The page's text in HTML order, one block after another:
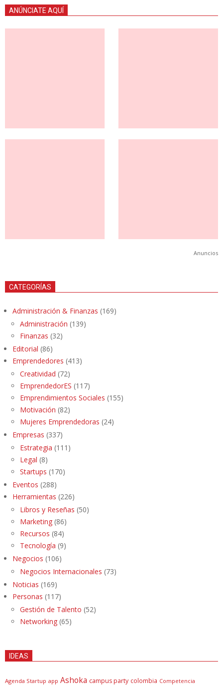
ANÚNCIATE AQUÍ
Anuncios
CATEGORÍAS
Administración & Finanzas (169)
Administración (139)
Finanzas (32)
Editorial (86)
Emprendedores (413)
Creatividad (72)
EmprendedorES (117)
Emprendimientos Sociales (155)
Motivación (82)
Mujeres Emprendedoras (24)
Empresas (337)
Estrategia (111)
Legal (8)
Startups (170)
Eventos (288)
Herramientas (226)
Libros y Reseñas (50)
Marketing (86)
Recursos (84)
Tecnología (9)
Negocios (106)
Negocios Internacionales (73)
Noticias (169)
Personas (117)
Gestión de Talento (52)
Networking (65)
IDEAS
Agenda Startup app Ashoka campus party colombia Competencia